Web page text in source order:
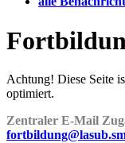
Achtung! Diese Seite
optimiert.
Zentraler E-Mail